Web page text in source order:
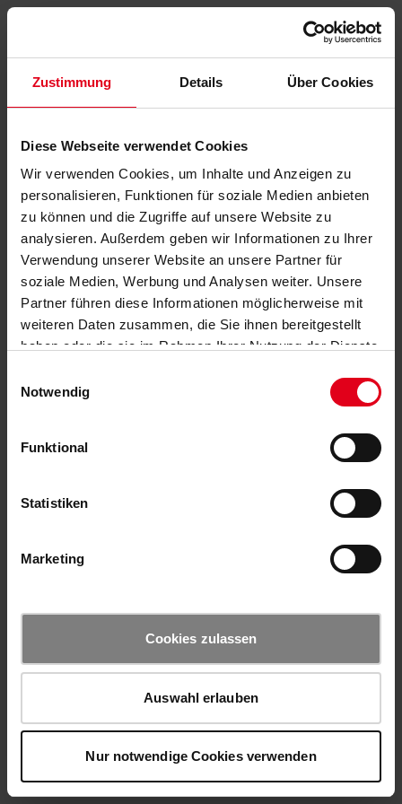
Zustimmung Details Über Cookies
Diese Webseite verwendet Cookies
Wir verwenden Cookies, um Inhalte und Anzeigen zu
personalisieren, Funktionen für soziale Medien anbieten
zu können und die Zugriffe auf unsere Website zu
analysieren. Außerdem geben wir Informationen zu Ihrer
Verwendung unserer Website an unsere Partner für
soziale Medien, Werbung und Analysen weiter. Unsere
Partner führen diese Informationen möglicherweise mit
weiteren Daten zusammen, die Sie ihnen bereitgestellt
haben oder die sie im Rahmen Ihrer Nutzung der Dienste
Notwendig
Funktional
Statistiken
Marketing
Cookies zulassen
Auswahl erlauben
Nur notwendige Cookies verwenden